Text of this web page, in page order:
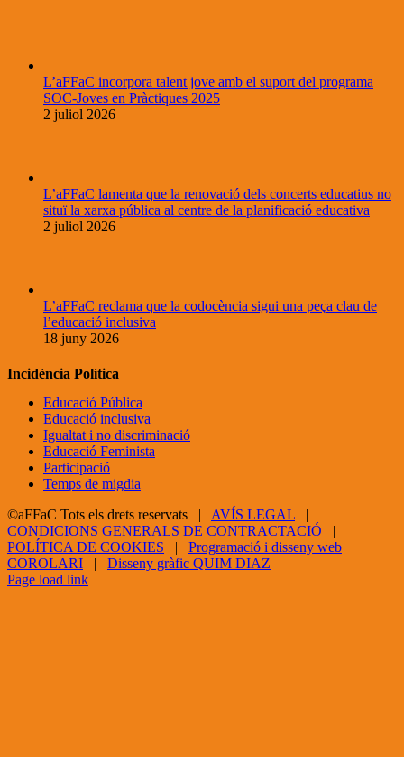
L’aFFaC incorpora talent jove amb el suport del programa
SOC-Joves en Pràctiques 2025
2 juliol 2026
L’aFFaC lamenta que la renovació dels concerts educatius no
situï la xarxa pública al centre de la planificació educativa
2 juliol 2026
L’aFFaC reclama que la codocència sigui una peça clau de
l’educació inclusiva
18 juny 2026
Incidència Política
Educació Pública
Educació inclusiva
Igualtat i no discriminació
Educació Feminista
Participació
Temps de migdia
©aFFaC Tots els drets reservats | AVÍS LEGAL |
CONDICIONS GENERALS DE CONTRACTACIÓ |
POLÍTICA DE COOKIES | Programació i disseny web
COROLARI | Disseny gràfic QUIM DIAZ
Facebook
X
YouTube
Page load link